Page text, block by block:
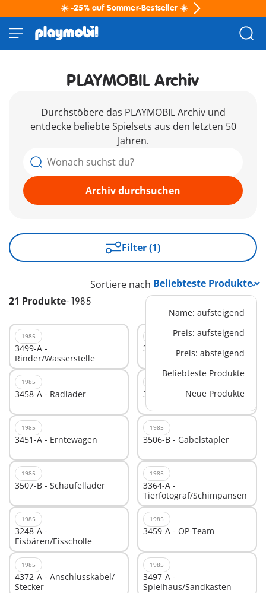
☀️ -25% auf Sommer-Bestseller ☀️
PLAYMOBIL Archiv
Durchstöbere das PLAYMOBIL Archiv und
entdecke beliebte Spielsets aus den letzten 50
Jahren.
Archiv durchsuchen
Filter (1)
21 Produkte- 1985
Sortiere nach
Name: aufsteigend
Preis: aufsteigend
Preis: absteigend
Beliebteste Produkte
Neue Produkte
1985
3499-A -
Rinder/Wasserstelle
3436-A - Pony-Hof
1985
3458-A - Radlader 3328-A - Medizinmann
1985
3451-A - Erntewagen
1985
3506-B - Gabelstapler
1985
3507-B - Schaufellader
1985
3364-A -
Tierfotograf/Schimpansen
1985
3248-A -
Eisbären/Eisscholle
1985
3459-A - OP-Team
1985
4372-A - Anschlusskabel/
Stecker
1985
3497-A -
Spielhaus/Sandkasten